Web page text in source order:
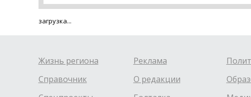
загрузка...
Жизнь региона
Справочник
Реклама
О редакции